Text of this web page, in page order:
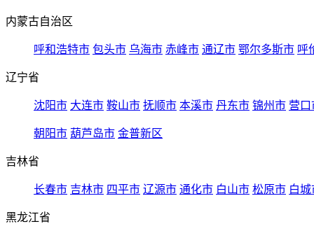
内蒙古自治区
呼和浩特市 包头市 乌海市 赤峰市 通辽市 鄂尔多斯市 呼
辽宁省
沈阳市 大连市 鞍山市 抚顺市 本溪市 丹东市 锦州市 营口
朝阳市 葫芦岛市 金普新区
吉林省
长春市 吉林市 四平市 辽源市 通化市 白山市 松原市 白城
黑龙江省